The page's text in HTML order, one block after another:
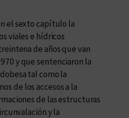
el sexto capítulo la
viales e hídricos
de años que van
y que sentenciaron la
tal como la
de los accesos a la
de las estructuras
y la